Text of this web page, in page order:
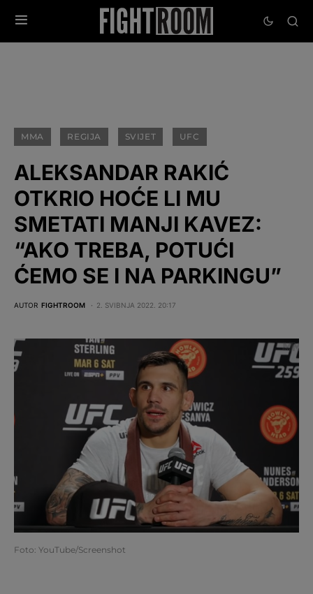
MMA REGIJA SVIJET UFC
ALEKSANDAR RAKIĆ
OTKRIO HOĆE LI MU
SMETATI MANJI KAVEZ:
“AKO TREBA, POTUĆI
ĆEMO SE I NA PARKINGU”
AUTOR FIGHTROOM 2. SVIBNJA 2022. 20:17
Foto: YouTube/Screenshot